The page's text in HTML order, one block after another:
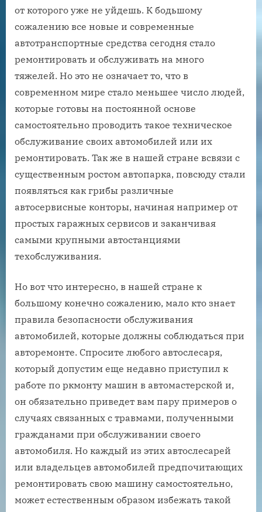
от которого уже не уйдешь. К бодьшому
сожалению все новые и современные
автотранспортные средства сегодня стало
ремонтировать и обслуживать на много
тяжелей. Но это не означает то, что в
современном мире стало меньшее число людей,
которые готовы на постоянной основе
самостоятельно проводить такое техническое
обслуживание своих автомобилей или их
ремонтировать. Так же в нашей стране всвязи с
существенным ростом автопарка, повсюду стали
появляться как грибы различные
автосервисные конторы, начиная например от
простых гаражных сервисов и заканчивая
самыми крупными автостанциями
техобслуживания.
Но вот что интересно, в нашей стране к
большому конечно сожалению, мало кто знает
правила безопасности обслуживания
автомобилей, которые должны соблюдаться при
авторемонте. Спросите любого автослесаря,
который допустим еще недавно приступил к
работе по ркмонту машин в автомастерской и,
он обязательно приведет вам пару примеров о
случаях связанных с травмами, полученными
гражданами при обслуживании своего
автомобиля. Но каждый из этих автослесарей
или владельцев автомобилей предпочитающих
ремонтировать свою машину самостоятельно,
может естественным образом избежать такой